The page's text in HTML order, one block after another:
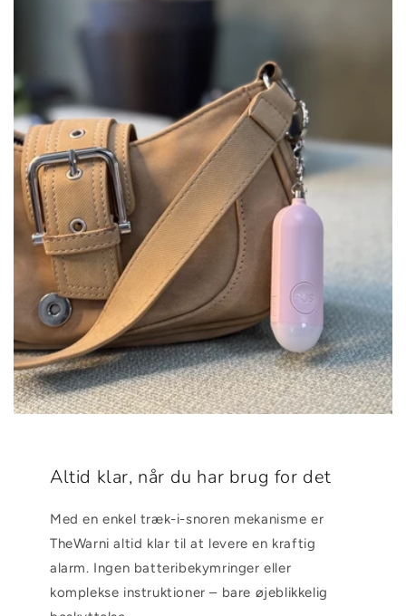
Altid klar, når du har brug for det
Med en enkel træk-i-snoren mekanisme er
TheWarni altid klar til at levere en kraftig
alarm. Ingen batteribekymringer eller
komplekse instruktioner – bare øjeblikkelig